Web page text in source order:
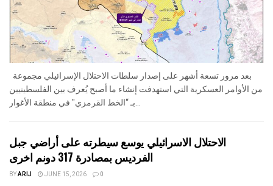
من الأوامر العسكرية التي استهدفت إنشاء ما أصبح يُعرف بين الفلسطينيين
الاحتلال الاسرائيلي يوسع سيطرته على أراضي جبل
الفرديس بمصادرة 317 دونم اخرى
BYARIJ JUNE 15, 2026 0